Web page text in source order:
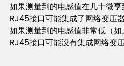
如果测量到的电感值在几十微
RJ45接口可能集成了网络变压器
如果测量到的电感值非常低（
RJ45接口可能没有集成网络变压